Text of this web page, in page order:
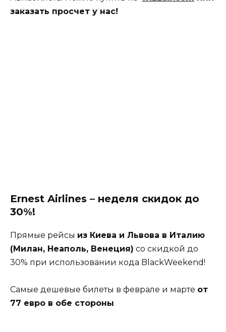
заказать просчет у нас!
Ernest Airlines – неделя скидок до
30%!
Прямые рейсы из Киева и Львова в Италию
(Милан, Неаполь, Венеция) со скидкой до
30% при использовании кода BlackWeekend!
Самые дешевые билеты в феврале и марте от
77 евро в обе стороны